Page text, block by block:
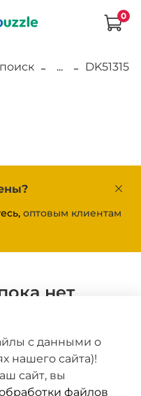
0
... DK51315
оптовым клиентам
нет
с данными о
нашего сайта)!
сайт, вы
файлов